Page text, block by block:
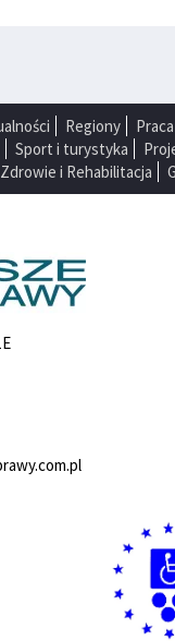
Regiony Praca
Sport i turystyka
i Rehabilitacja